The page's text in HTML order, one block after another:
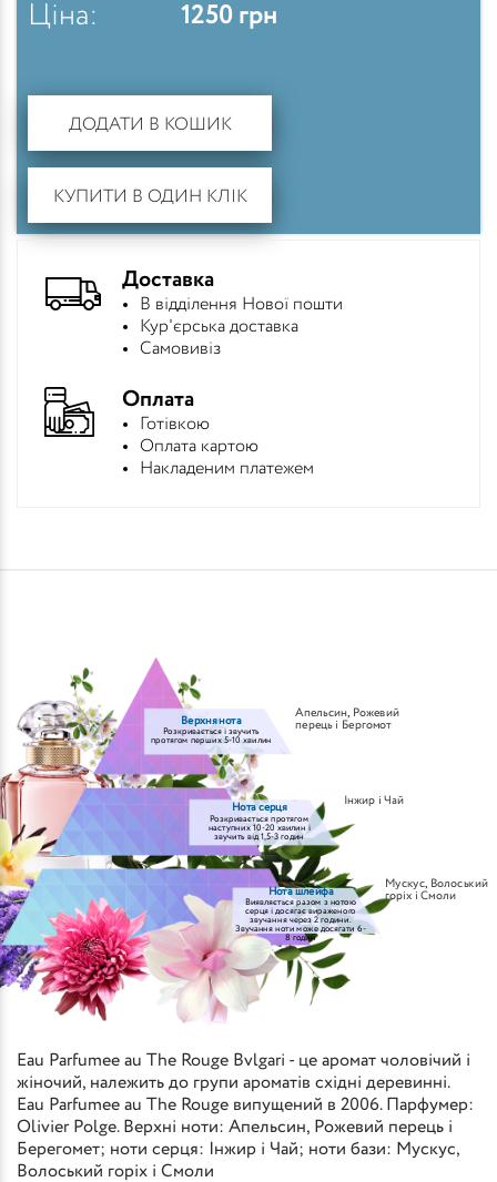
Верхня нота
Розкривається і звучить
протягом перших 5-10 хвилин
Апельсин, Рожевий
перець і Бергомот
Нота серця
Розкривається протягом
наступних 10-20 хвилин і
звучить від 1,5-3 годин
Інжир і Чай
Нота шлейфа
Виявляється разом з нотою
серця і досягає вираженого
звучання через 2 години.
Звучання ноти може досягати 6-
8 годин
Мускус, Волоський
горіх і Смоли
Eau Parfumee au The Rouge Bvlgari - це аромат чоловічий і
жіночий, належить до групи ароматів східні деревинні.
Eau Parfumee au The Rouge випущений в 2006. Парфумер:
Olivier Polge. Верхні ноти: Апельсин, Рожевий перець і
Берегомет; ноти серця: Інжир і Чай; ноти бази: Мускус,
Волоський горіх і Смоли
Ціна: 1250 грн
ДОДАТИ В КОШИК
КУПИТИ В ОДИН КЛІК
Доставка
В відділення Нової пошти
Кур'єрська доставка
Самовивіз
Оплата
Готівкою
Оплата картою
Накладеним платежем